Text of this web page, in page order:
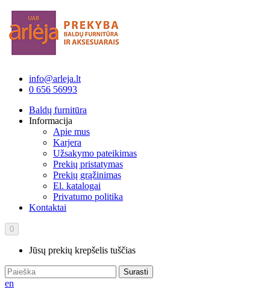
info@arleja.lt
0 656 56993
Baldų furnitūra
Informacija
Apie mus
Karjera
Užsakymo pateikimas
Prekių pristatymas
Prekių grąžinimas
El. katalogai
Privatumo politika
Kontaktai
0
Jūsų prekių krepšelis tuščias
Surasti
en